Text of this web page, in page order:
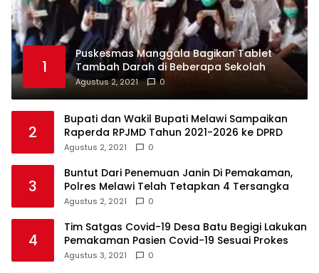
1
Puskesmas Manggala Bagikan Tablet
Tambah Darah di Beberapa Sekolah
Agustus 2, 2021 0
2
Bupati dan Wakil Bupati Melawi Sampaikan
Raperda RPJMD Tahun 2021-2026 ke DPRD
Agustus 2, 2021 0
3
Buntut Dari Penemuan Janin Di Pemakaman,
Polres Melawi Telah Tetapkan 4 Tersangka
Agustus 2, 2021 0
4
Tim Satgas Covid-19 Desa Batu Begigi Lakukan
Pemakaman Pasien Covid-19 Sesuai Prokes
Agustus 3, 2021 0